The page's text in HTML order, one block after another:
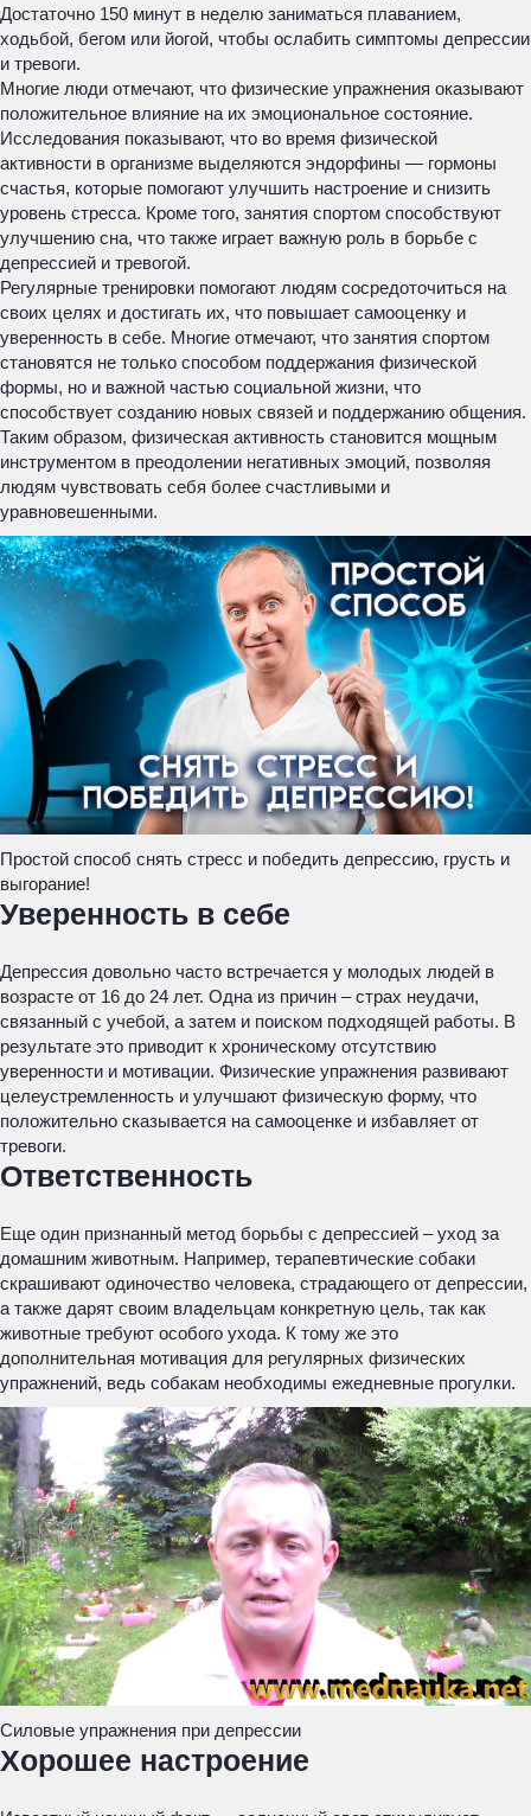
Достаточно 150 минут в неделю заниматься плаванием,
ходьбой, бегом или йогой, чтобы ослабить симптомы депрессии
и тревоги.
Многие люди отмечают, что физические упражнения оказывают
положительное влияние на их эмоциональное состояние.
Исследования показывают, что во время физической
активности в организме выделяются эндорфины — гормоны
счастья, которые помогают улучшить настроение и снизить
уровень стресса. Кроме того, занятия спортом способствуют
улучшению сна, что также играет важную роль в борьбе с
депрессией и тревогой.
Регулярные тренировки помогают людям сосредоточиться на
своих целях и достигать их, что повышает самооценку и
уверенность в себе. Многие отмечают, что занятия спортом
становятся не только способом поддержания физической
формы, но и важной частью социальной жизни, что
способствует созданию новых связей и поддержанию общения.
Таким образом, физическая активность становится мощным
инструментом в преодолении негативных эмоций, позволяя
людям чувствовать себя более счастливыми и
уравновешенными.
Простой способ снять стресс и победить депрессию, грусть и
выгорание!
Уверенность в себе
Депрессия довольно часто встречается у молодых людей в
возрасте от 16 до 24 лет. Одна из причин – страх неудачи,
связанный с учебой, а затем и поиском подходящей работы. В
результате это приводит к хроническому отсутствию
уверенности и мотивации. Физические упражнения развивают
целеустремленность и улучшают физическую форму, что
положительно сказывается на самооценке и избавляет от
тревоги.
Ответственность
Еще один признанный метод борьбы с депрессией – уход за
домашним животным. Например, терапевтические собаки
скрашивают одиночество человека, страдающего от депрессии,
а также дарят своим владельцам конкретную цель, так как
животные требуют особого ухода. К тому же это
дополнительная мотивация для регулярных физических
упражнений, ведь собакам необходимы ежедневные прогулки.
Силовые упражнения при депрессии
Хорошее настроение